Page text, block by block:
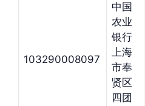
103290008097
中国
农业
银行
上海
市奉
贤区
四团